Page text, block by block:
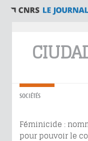
SOCIÉTÉS
Féminicide :
pour pouvoir le